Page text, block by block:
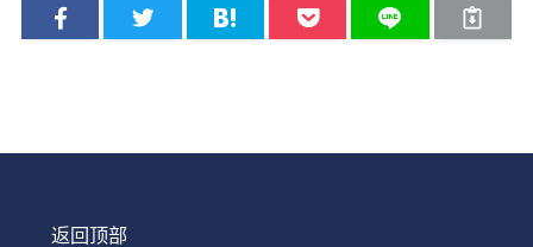
返回顶部